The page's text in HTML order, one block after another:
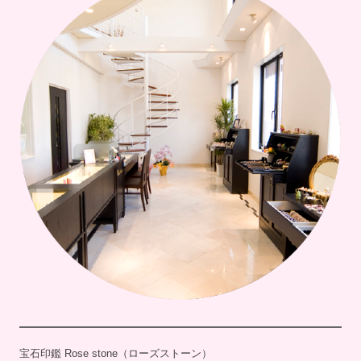
宝石印鑑 Rose stone（ローズストーン）